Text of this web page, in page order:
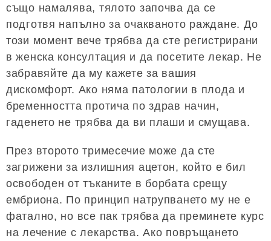
също намалява, тялото започва да се
подготвя напълно за очакваното раждане. До
този момент вече трябва да сте регистрирани
в женска консултация и да посетите лекар. Не
забравяйте да му кажете за вашия
дискомфорт. Ако няма патологии в плода и
бременността протича по здрав начин,
гаденето не трябва да ви плаши и смущава.
През второто тримесечие може да сте
загрижени за излишния ацетон, който е бил
освободен от тъканите в борбата срещу
ембриона. По принцип натрупването му не е
фатално, но все пак трябва да преминете курс
на лечение с лекарства. Ако повръщането